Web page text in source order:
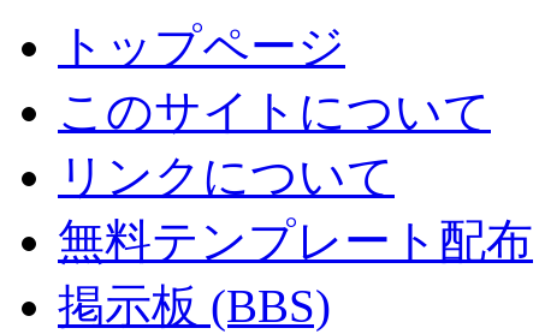
トップページ
このサイトについて
リンクについて
無料テンプレート配布
掲示板 (BBS)